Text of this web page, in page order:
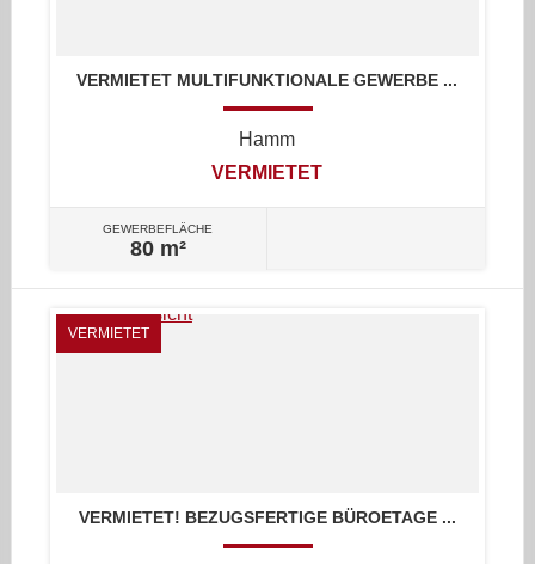
VERMIETET MULTIFUNKTIONALE GEWERBE ...
Hamm
VERMIETET
GEWERBEFLÄCHE
80 m²
VERMIETET
VERMIETET! BEZUGSFERTIGE BÜROETAGE ...